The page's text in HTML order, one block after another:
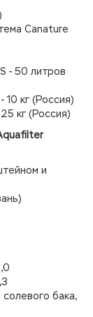
Canature
- 50 литров
кг (Россия)
кг (Россия)
и
бака,